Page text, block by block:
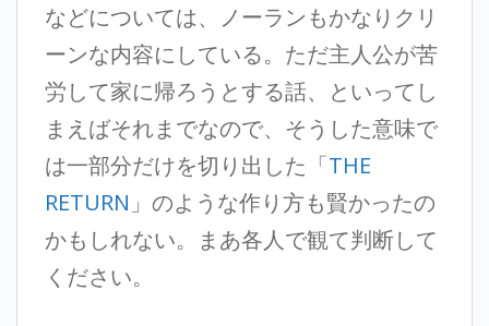
などについては、ノーランもかなりクリ
ーンな内容にしている。ただ主人公が苦
労して家に帰ろうとする話、といってし
まえばそれまでなので、そうした意味で
は一部分だけを切り出した「THE
RETURN 」のような作り方も賢かったの
かもしれない。まあ各人で観て判断して
ください。